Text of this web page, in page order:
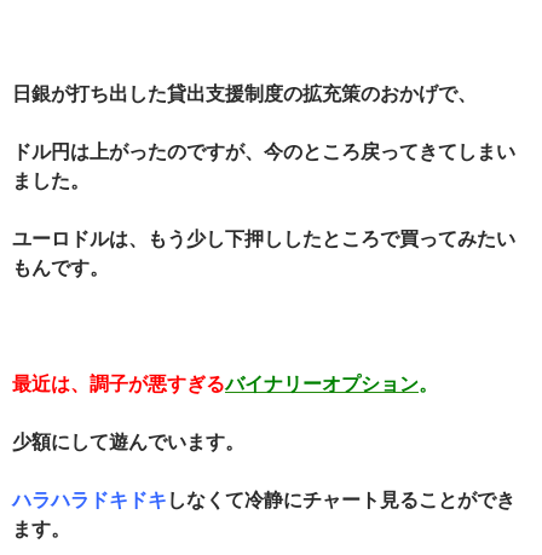
日銀が打ち出した貸出支援制度の拡充策のおかげで、
ドル円は上がったのですが、今のところ戻ってきてしまい
ました。
ユーロドルは、もう少し下押ししたところで買ってみたい
もんです。
最近は、調子が悪すぎるバイナリーオプション。
少額にして遊んでいます。
ハラハラドキドキ しなくて冷静にチャート見ることができ
ます。